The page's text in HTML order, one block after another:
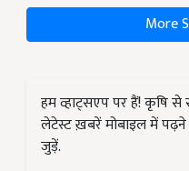
More
हम व्हाट्सएप पर हैं! कृषि
लेटेस्ट ख़बरें मोबाइल में
जुड़ें.